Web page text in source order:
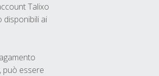
Talixo
disponibili ai
può essere